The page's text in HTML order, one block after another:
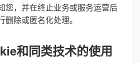
您，并在终止业务或服务运营后
除或匿名化处理。
和同类技术的使用